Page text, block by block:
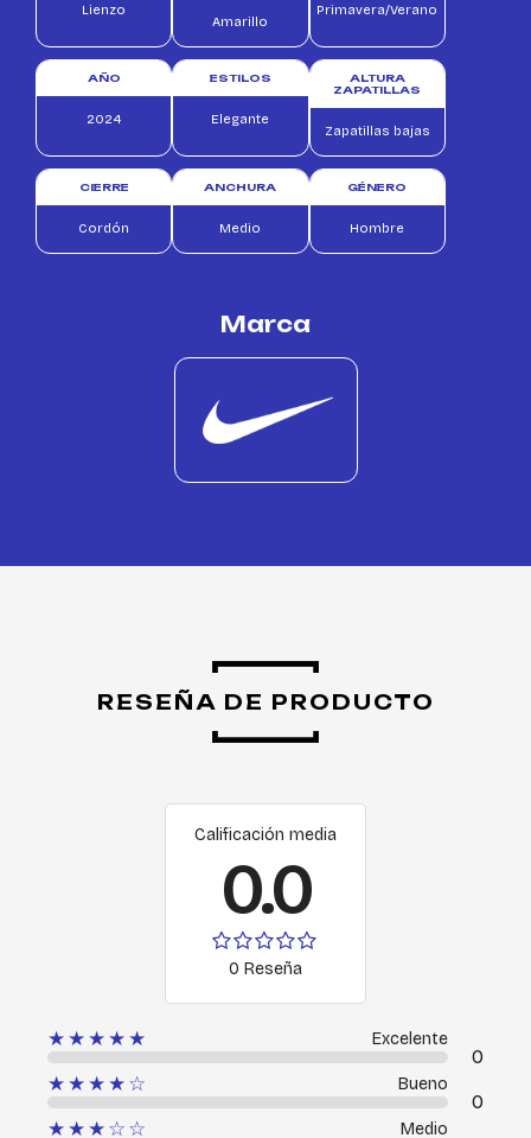
Lienzo
Amarillo
Primavera/Verano
AÑO
2024
ESTILOS
Elegante
ALTURA
ZAPATILLAS
Zapatillas bajas
CIERRE
Cordón
ANCHURA
Medio
GÉNERO
Hombre
Marca
RESEÑA DE PRODUCTO
Calificación media
0.0
0 Reseña
★★★★★ Excelente
0
★★★★☆
Bueno
0
★★★☆☆
Medio